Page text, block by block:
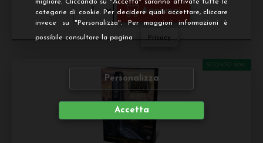
migliore. Cliccando su "Accetta" saranno attivate tutte le
categorie di cookie. Per decidere quali accettare, cliccare
invece su "Personalizza". Per maggiori informazioni è
possibile consultare la pagina Privacy .
Personalizza
Accetta
SCONTO 20%